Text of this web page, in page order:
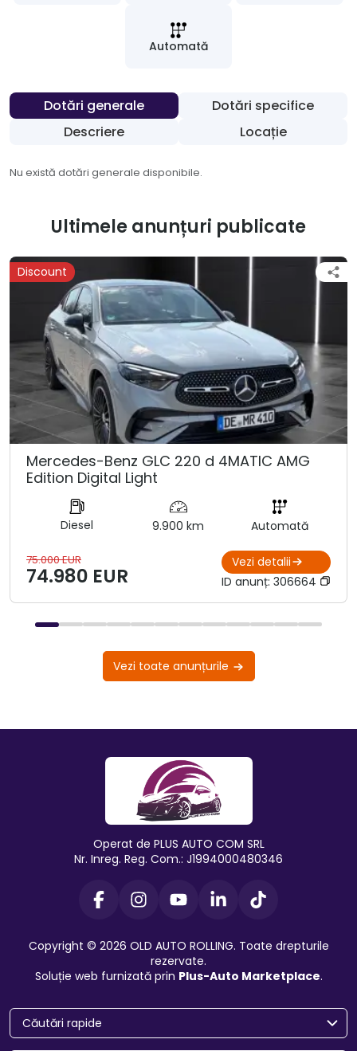
Automată
Dotări generale
Dotări specifice
Descriere
Locație
Nu există dotări generale disponibile.
Ultimele anunțuri publicate
Discount
Mercedes-Benz GLC 220 d 4MATIC AMG
Edition Digital Light
Diesel 9.900 km Automată
75.000 EUR
74.980 EUR
Vezi detalii
ID anunț: 306664
Vezi toate anunțurile
Operat de PLUS AUTO COM SRL
Nr. Inreg. Reg. Com.: J1994000480346
Copyright © 2026 OLD AUTO ROLLING. Toate drepturile
rezervate.
Soluție web furnizată prin Plus-Auto Marketplace.
Căutări rapide